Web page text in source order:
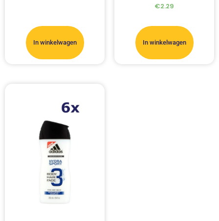
In winkelwagen
€2.29
In winkelwagen